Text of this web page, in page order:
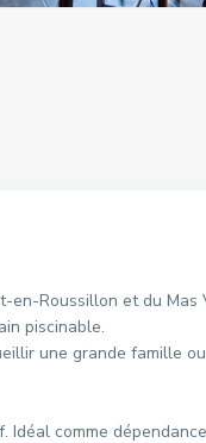
Roussillon et du
piscinable.
une grande famille
comme